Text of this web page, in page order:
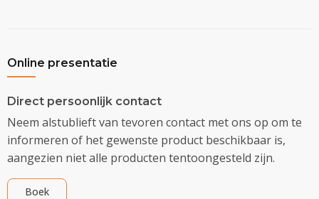
Online presentatie
Direct persoonlijk contact
Neem alstublieft van tevoren contact met ons op om te
informeren of het gewenste product beschikbaar is,
aangezien niet alle producten tentoongesteld zijn.
Boek